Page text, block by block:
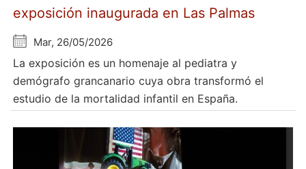
exposición inaugurada en Las Palmas
Mar, 26/05/2026
La exposición es un homenaje al pediatra y
demógrafo grancanario cuya obra transformó el
estudio de la mortalidad infantil en España.